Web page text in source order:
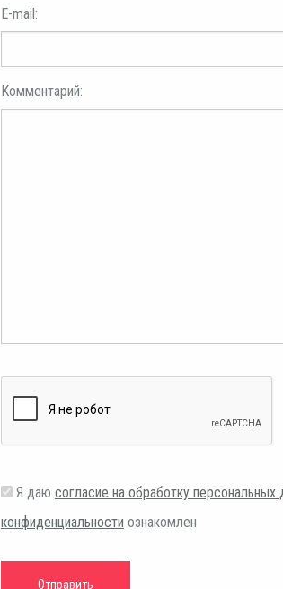
E-mail:
Комментарий:
Я даю согласие на обработку персональных
конфиденциальности ознакомлен